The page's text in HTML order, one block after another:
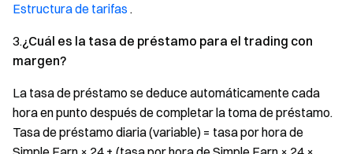
Estructura de tarifas .
3.¿Cuál es la tasa de préstamo para el trading con
margen?
La tasa de préstamo se deduce automáticamente cada
hora en punto después de completar la toma de préstamo.
Tasa de préstamo diaria (variable) = tasa por hora de